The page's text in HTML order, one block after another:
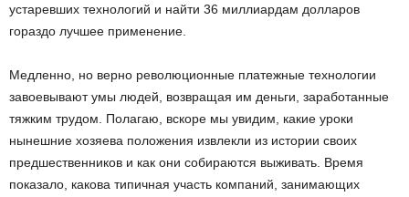
устаревших технологий и найти 36 миллиардам долларов
гораздо лучшее применение.
Медленно, но верно революционные платежные технологии
завоевывают умы людей, возвращая им деньги, заработанные
тяжким трудом. Полагаю, вскоре мы увидим, какие уроки
нынешние хозяева положения извлекли из истории своих
предшественников и как они собираются выживать. Время
показало, какова типичная участь компаний, занимающих